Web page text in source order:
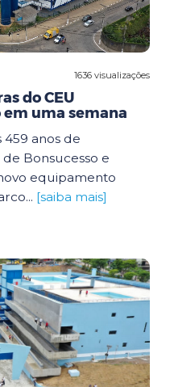
1636 visualizações
do CEU
em uma semana
459 anos de
Bonsucesso e
equipamento
[saiba mais]